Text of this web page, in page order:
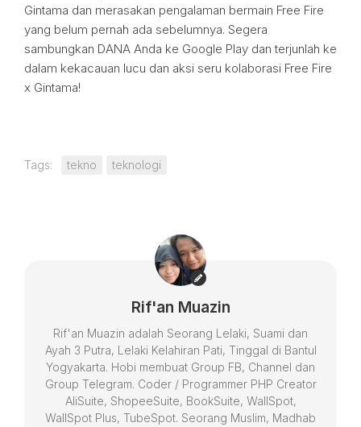
Gintama dan merasakan pengalaman bermain Free Fire
yang belum pernah ada sebelumnya. Segera
sambungkan DANA Anda ke Google Play dan terjunlah ke
dalam kekacauan lucu dan aksi seru kolaborasi Free Fire
x Gintama!
Tags: tekno teknologi
Rif'an Muazin
Rif'an Muazin adalah Seorang Lelaki, Suami dan
Ayah 3 Putra, Lelaki Kelahiran Pati, Tinggal di Bantul
Yogyakarta. Hobi membuat Group FB, Channel dan
Group Telegram. Coder / Programmer PHP Creator
AliSuite, ShopeeSuite, BookSuite, WallSpot,
WallSpot Plus, TubeSpot. Seorang Muslim, Madhab